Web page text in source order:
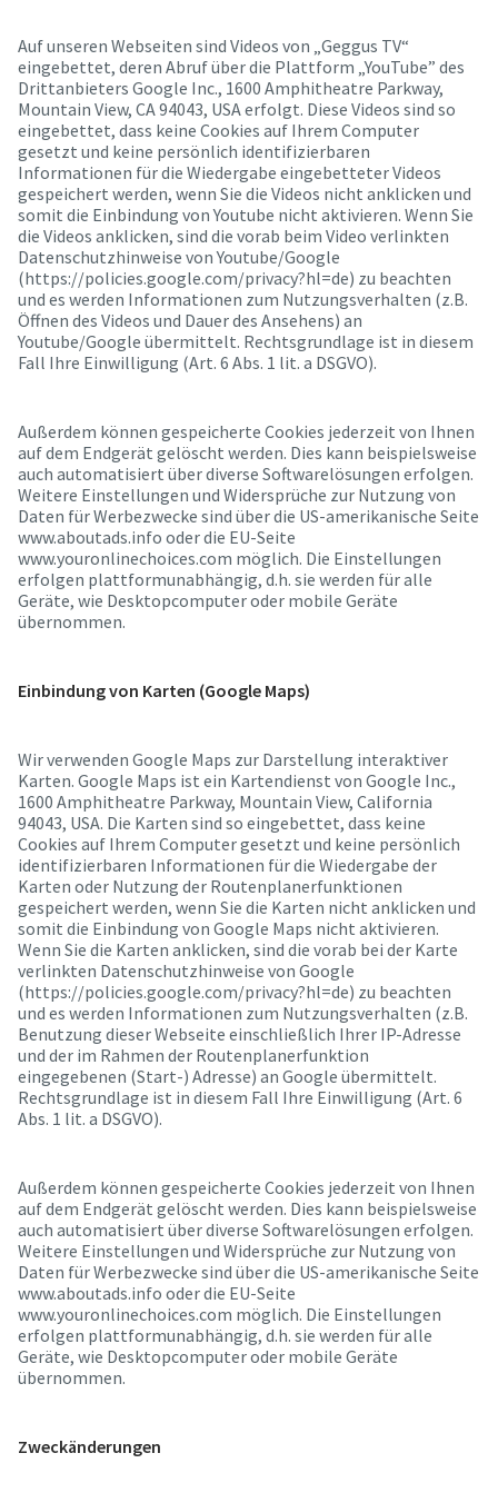
Auf unseren Webseiten sind Videos von „Geggus TV“
eingebettet, deren Abruf über die Plattform „YouTube” des
Drittanbieters Google Inc., 1600 Amphitheatre Parkway,
Mountain View, CA 94043, USA erfolgt. Diese Videos sind so
eingebettet, dass keine Cookies auf Ihrem Computer
gesetzt und keine persönlich identifizierbaren
Informationen für die Wiedergabe eingebetteter Videos
gespeichert werden, wenn Sie die Videos nicht anklicken und
somit die Einbindung von Youtube nicht aktivieren. Wenn Sie
die Videos anklicken, sind die vorab beim Video verlinkten
Datenschutzhinweise von Youtube/Google
(https://policies.google.com/privacy?hl=de) zu beachten
und es werden Informationen zum Nutzungsverhalten (z.B.
Öffnen des Videos und Dauer des Ansehens) an
Youtube/Google übermittelt. Rechtsgrundlage ist in diesem
Fall Ihre Einwilligung (Art. 6 Abs. 1 lit. a DSGVO).
Außerdem können gespeicherte Cookies jederzeit von Ihnen
auf dem Endgerät gelöscht werden. Dies kann beispielsweise
auch automatisiert über diverse Softwarelösungen erfolgen.
Weitere Einstellungen und Widersprüche zur Nutzung von
Daten für Werbezwecke sind über die US-amerikanische Seite
www.aboutads.info oder die EU-Seite
www.youronlinechoices.com möglich. Die Einstellungen
erfolgen plattformunabhängig, d.h. sie werden für alle
Geräte, wie Desktopcomputer oder mobile Geräte
übernommen.
Einbindung von Karten (Google Maps)
Wir verwenden Google Maps zur Darstellung interaktiver
Karten. Google Maps ist ein Kartendienst von Google Inc.,
1600 Amphitheatre Parkway, Mountain View, California
94043, USA. Die Karten sind so eingebettet, dass keine
Cookies auf Ihrem Computer gesetzt und keine persönlich
identifizierbaren Informationen für die Wiedergabe der
Karten oder Nutzung der Routenplanerfunktionen
gespeichert werden, wenn Sie die Karten nicht anklicken und
somit die Einbindung von Google Maps nicht aktivieren.
Wenn Sie die Karten anklicken, sind die vorab bei der Karte
verlinkten Datenschutzhinweise von Google
(https://policies.google.com/privacy?hl=de) zu beachten
und es werden Informationen zum Nutzungsverhalten (z.B.
Benutzung dieser Webseite einschließlich Ihrer IP-Adresse
und der im Rahmen der Routenplanerfunktion
eingegebenen (Start-) Adresse) an Google übermittelt.
Rechtsgrundlage ist in diesem Fall Ihre Einwilligung (Art. 6
Abs. 1 lit. a DSGVO).
Außerdem können gespeicherte Cookies jederzeit von Ihnen
auf dem Endgerät gelöscht werden. Dies kann beispielsweise
auch automatisiert über diverse Softwarelösungen erfolgen.
Weitere Einstellungen und Widersprüche zur Nutzung von
Daten für Werbezwecke sind über die US-amerikanische Seite
www.aboutads.info oder die EU-Seite
www.youronlinechoices.com möglich. Die Einstellungen
erfolgen plattformunabhängig, d.h. sie werden für alle
Geräte, wie Desktopcomputer oder mobile Geräte
übernommen.
Zweckänderungen